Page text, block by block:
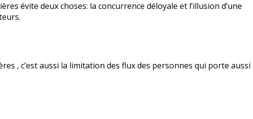
évite deux choses: la concurrence déloyale et l’illusion d’une
, c’est aussi la limitation des flux des personnes qui porte aussi